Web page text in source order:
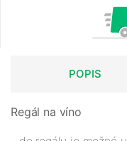
POPIS
Regál na víno